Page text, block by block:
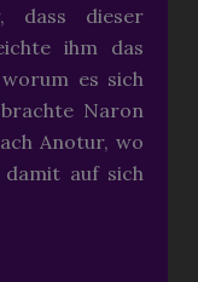
dass dieser
ihm das
es sich
Naron
Anotur, wo
auf sich